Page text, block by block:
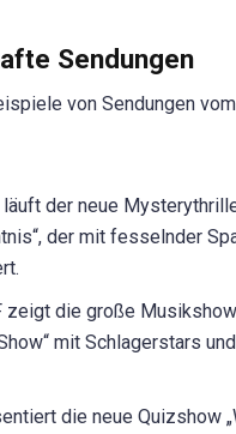
Sendungen
von Sendungen
läuft der neue
der mit fesselnder
zeigt die große
mit Schlagerstars
die neue Quizshow